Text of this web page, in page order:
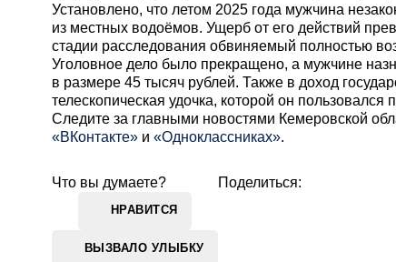
Установлено, что летом 2025 года мужчина
из местных водоёмов. Ущерб от его действий
стадии расследования обвиняемый полностью
Уголовное дело было прекращено, а мужчине
в размере 45 тысяч рублей. Также в доход
телескопическая удочка, которой он пользовался
Cледите за главными новостями Кемеровской
«ВКонтакте» и «Одноклассниках».
Что вы думаете?
НРАВИТСЯ
ВЫЗВАЛО УЛЫБКУ
Поделиться: